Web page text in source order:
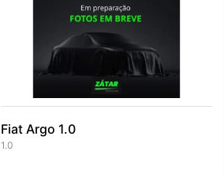
Fiat Argo 1.0
1.0